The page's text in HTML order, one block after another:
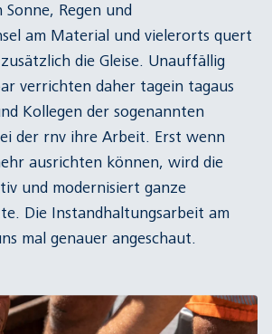
Regen und
am Material und vielerorts quert
die Gleise. Unauffällig
verrichten daher tagein tagaus
Kollegen der sogenannten
der rnv ihre Arbeit. Erst wenn
ausrichten können, wird die
und modernisiert ganze
Die Instandhaltungsarbeit am
mal genauer angeschaut.